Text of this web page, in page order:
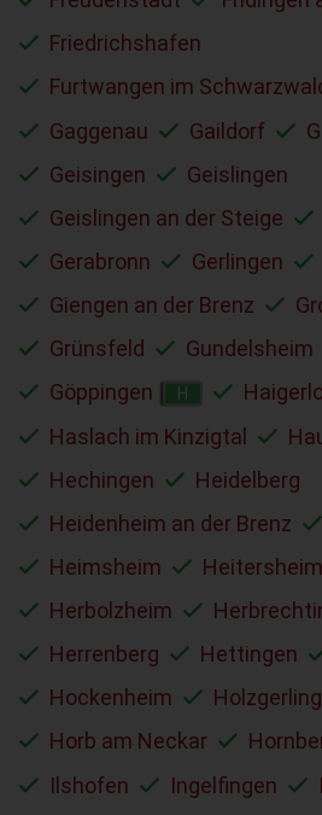
Friedrichshafen
Furtwangen im
Gaggenau Gaildorf
Geisingen
Geislingen
Geislingen an der Steige
Gerabronn
Gerlingen
Giengen an der Brenz
Grünsfeld
Gundelsheim
Göppingen
H
Haslach im Kinzigtal
Hechingen
Heidelberg
Heidenheim an der Brenz
Heimsheim
Heitersheim
Herbolzheim
Herrenberg
Hettingen
Hockenheim
Horb am Neckar
Ilshofen Ingelfingen